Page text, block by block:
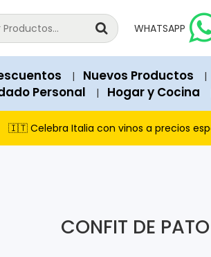
since 2018.
for immediate purchase unless
Structured data (JSON-LD) on each
our featured products and
and cash payments via PagoEfectivo.
WHATSAPP
| Nuevos Productos |
Personal | Hogar y Cocina
🇮🇹 Celebra Italia con vinos a precios
CONFIT DE